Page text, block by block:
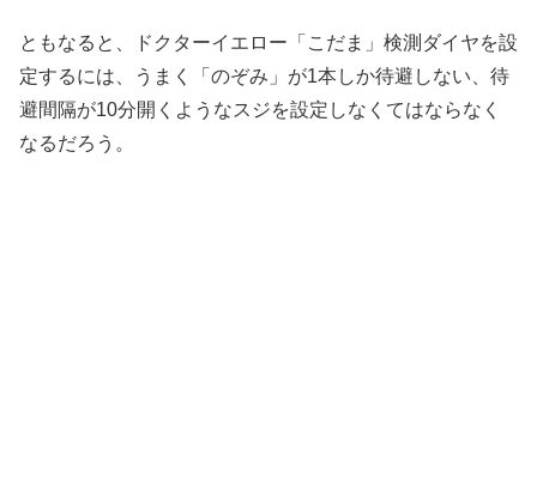
ともなると、ドクターイエロー「こだま」検測ダイヤを設
定するには、うまく「のぞみ」が1本しか待避しない、待
避間隔が10分開くようなスジを設定しなくてはならなく
なるだろう。